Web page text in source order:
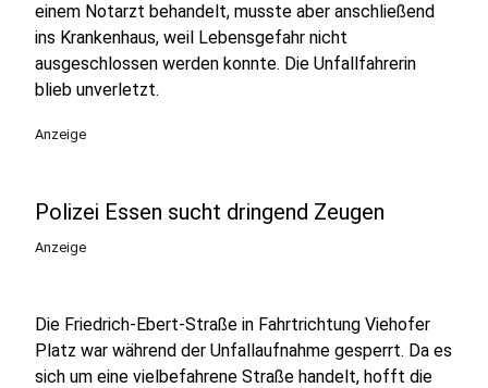
einem Notarzt behandelt, musste aber anschließend
ins Krankenhaus, weil Lebensgefahr nicht
ausgeschlossen werden konnte. Die Unfallfahrerin
blieb unverletzt.
Anzeige
Polizei Essen sucht dringend Zeugen
Anzeige
Die Friedrich-Ebert-Straße in Fahrtrichtung Viehofer
Platz war während der Unfallaufnahme gesperrt. Da es
sich um eine vielbefahrene Straße handelt, hofft die